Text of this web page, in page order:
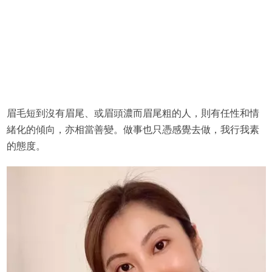
眉毛短到沒有眉尾、或眉頭濃而眉尾粗的人，則有任性和情
緒化的傾向，亦相當善變。做事也只憑感覺去做，我行我素
的態度。